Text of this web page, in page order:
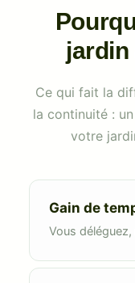
jardin
Ce qui fait la
la continuité :
votre
Gain de
Vous